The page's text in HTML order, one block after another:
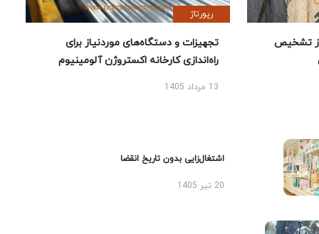
تشخیص
رپورتاژ
تجهیزات و دستگاه‌های موردنیاز برای
راه‌اندازی کارخانه اکستروژن آلومینیوم
13 مرداد 1405
اشتغال‌زایی بدون تاریخ انقضا
20 تیر 1405